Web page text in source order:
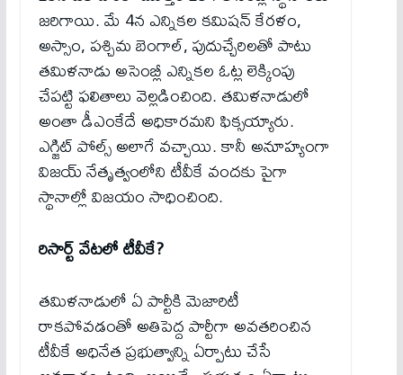
జరిగాయి. మే 4న ఎన్నికల కమిషన్ కేరళం,
అస్సాం, పశ్చిమ బెంగాల్, పుదుచ్చేరిలతో పాటు
తమిళనాడు అసెంబ్లీ ఎన్నికల ఓట్ల లెక్కింపు
చేపట్టి ఫలితాలు వెల్లడించింది. తమిళనాడులో
అంతా డీఎంకేదే అధికారమని ఫిక్సయ్యారు.
ఎగ్జిట్ పోల్స్ అలాగే వచ్చాయి. కానీ అనూహ్యంగా
విజయ్ నేతృత్వంలోని టీవీకే వందకు పైగా
స్థానాల్లో విజయం సాధించింది.
రిసార్ట్ వేటలో టీవీకే?
తమిళనాడులో ఏ పార్టీకి మెజారిటీ
రాకపోవడంతో అతిపెద్ద పార్టీగా అవతరించిన
టీవీకే అధినేత ప్రభుత్వాన్ని ఏర్పాటు చేసే